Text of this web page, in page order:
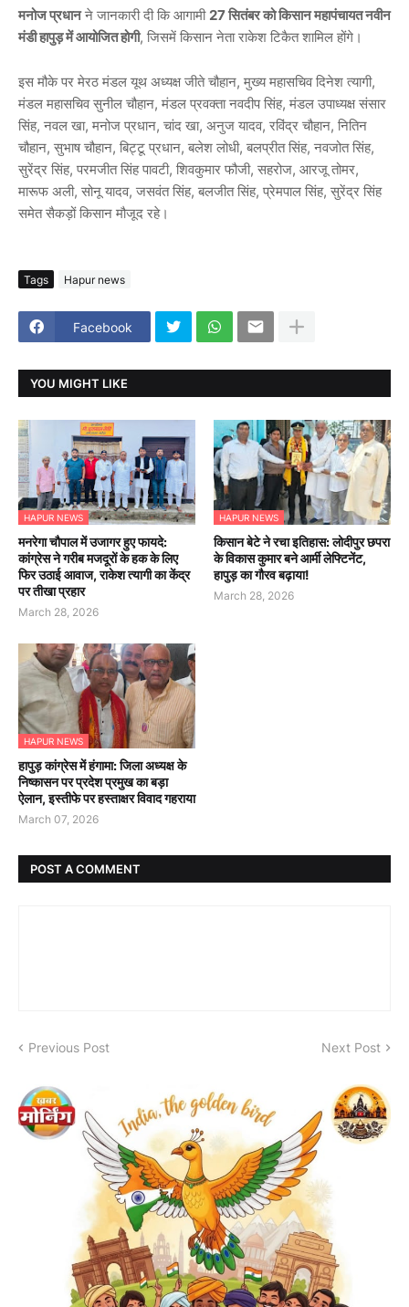
मनोज प्रधानने जानकारी दी कि आगामी 27 सितंबर को किसान महापंचायत नवीन
मंडी हापुड़ में आयोजित होगी, जिसमें किसान नेता राकेश टिकैत शामिल होंगे।
इस मौके पर मेरठ मंडल यूथ अध्यक्ष जीते चौहान, मुख्य महासचिव दिनेश त्यागी,
मंडल महासचिव सुनील चौहान, मंडल प्रवक्ता नवदीप सिंह, मंडल उपाध्यक्ष संसार
सिंह, नवल खा, मनोज प्रधान, चांद खा, अनुज यादव, रविंद्र चौहान, नितिन
चौहान, सुभाष चौहान, बिट्टू प्रधान, बलेश लोधी, बलप्रीत सिंह, नवजोत सिंह,
सुरेंद्र सिंह, परमजीत सिंह पावटी, शिवकुमार फौजी, सहरोज, आरजू तोमर,
मारूफ अली, सोनू यादव, जसवंत सिंह, बलजीत सिंह, प्रेमपाल सिंह, सुरेंद्र सिंह
समेत सैकड़ों किसान मौजूद रहे।
Tags Hapur news
Facebook
YOU MIGHT LIKE
HAPUR NEWS
मनरेगा चौपाल में उजागर हुए फायदे:
कांग्रेस ने गरीब मजदूरों के हक के लिए
फिर उठाई आवाज, राकेश त्यागी का केंद्र
पर तीखा प्रहार
March 28, 2026
HAPUR NEWS
किसान बेटे ने रचा इतिहास: लोदीपुर छपरा
के विकास कुमार बने आर्मी लेफ्टिनेंट,
हापुड़ का गौरव बढ़ाया!
March 28, 2026
HAPUR NEWS
हापुड़ कांग्रेस में हंगामा: जिला अध्यक्ष के
निष्कासन पर प्रदेश प्रमुख का बड़ा
ऐलान, इस्तीफे पर हस्ताक्षर विवाद गहराया
March 07, 2026
POST A COMMENT
Previous Post Next Post